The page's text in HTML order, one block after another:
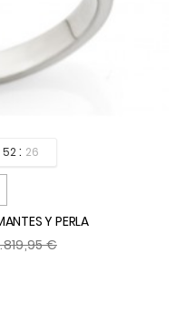
52 : 24
Y PERLA
€